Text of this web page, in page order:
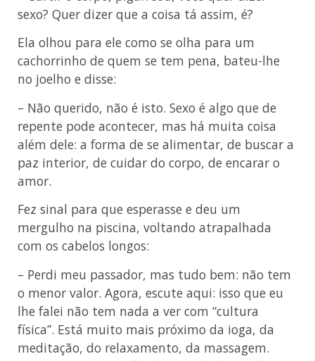
sexo? Quer dizer que a coisa tá assim, é?
Ela olhou para ele como se olha para um
cachorrinho de quem se tem pena, bateu-lhe
no joelho e disse:
– Não querido, não é isto. Sexo é algo que de
repente pode acontecer, mas há muita coisa
além dele: a forma de se alimentar, de buscar a
paz interior, de cuidar do corpo, de encarar o
amor.
Fez sinal para que esperasse e deu um
mergulho na piscina, voltando atrapalhada
com os cabelos longos:
– Perdi meu passador, mas tudo bem: não tem
o menor valor. Agora, escute aqui: isso que eu
lhe falei não tem nada a ver com “cultura
física”. Está muito mais próximo da ioga, da
meditação, do relaxamento, da massagem.